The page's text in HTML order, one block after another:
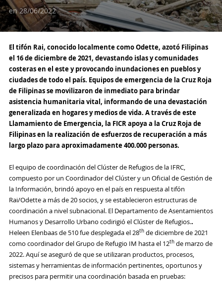
en28/06/2022
El tifón Rai, conocido localmente como Odette, azotó Filipinas
el 16 de diciembre de 2021, devastando islas y comunidades
costeras en el este y provocando inundaciones en pueblos y
ciudades de todo el país. Equipos de emergencia de la Cruz Roja
de Filipinas se movilizaron de inmediato para brindar
asistencia humanitaria vital, informando de una devastación
generalizada en hogares y medios de vida. A través de este
Llamamiento de Emergencia, la FICR apoya a la Cruz Roja de
Filipinas en la realización de esfuerzos de recuperación a más
largo plazo para aproximadamente 400.000 personas.
El equipo de coordinación del Clúster de Refugios de la IFRC,
compuesto por un Coordinador del Clúster y un Oficial de Gestión de
la Información, brindó apoyo en el país en respuesta al tifón
Rai/Odette a más de 20 socios, y se establecieron estructuras de
coordinación a nivel subnacional. El Departamento de Asentamientos
Humanos y Desarrollo Urbano codirigió el Clúster de Refugios..
Heleen Elenbaas de 510 fue desplegada el 28thde diciembre de 2021
como coordinador del Grupo de Refugio IM hasta el 12thde marzo de
2022. Aquí se aseguró de que se utilizaran productos, procesos,
sistemas y herramientas de información pertinentes, oportunos y
precisos para permitir una coordinación basada en pruebas: